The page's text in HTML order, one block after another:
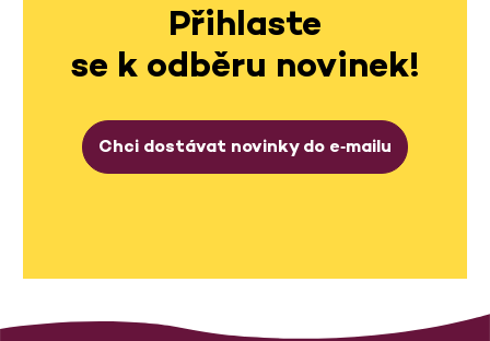
Přihlaste
se k odběru novinek!
Chci dostávat novinky do e‑mailu